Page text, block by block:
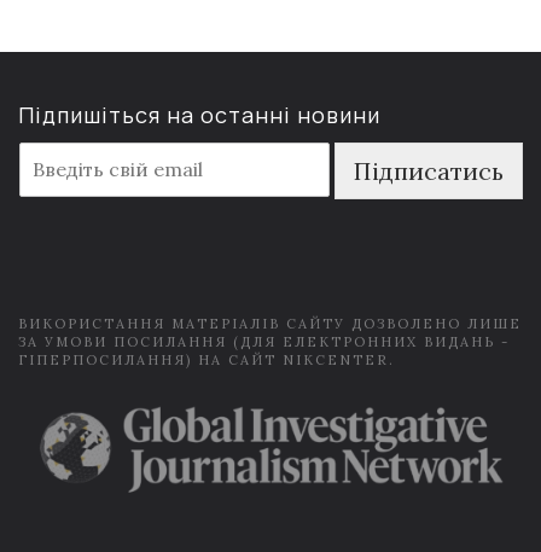
Підпишіться на останні новини
m
a
Підписатись
ВИКОРИСТАННЯ МАТЕРІАЛІВ САЙТУ ДОЗВОЛЕНО ЛИШЕ
ЗА УМОВИ ПОСИЛАННЯ (ДЛЯ ЕЛЕКТРОННИХ ВИДАНЬ -
ГІПЕРПОСИЛАННЯ) НА САЙТ NIKCENTER.